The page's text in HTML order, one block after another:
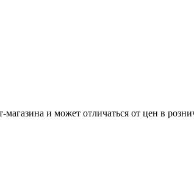
магазина и может отличаться от цен в